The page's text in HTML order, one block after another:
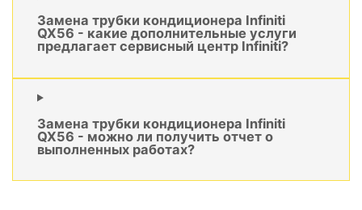
Замена трубки кондиционера Infiniti
QX56 - какие дополнительные услуги
предлагает сервисный центр Infiniti?
Замена трубки кондиционера Infiniti
QX56 - можно ли получить отчет о
выполненных работах?